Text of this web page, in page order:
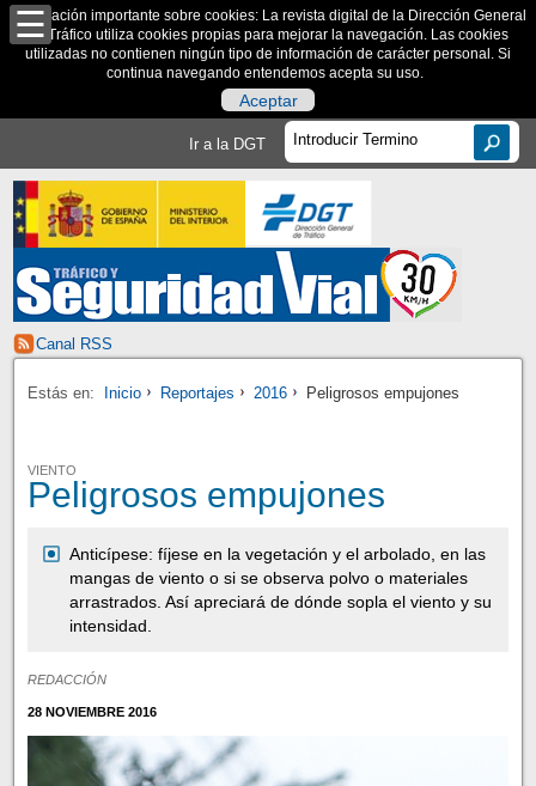
Información importante sobre cookies: La revista digital de la Dirección General
de Tráfico utiliza cookies propias para mejorar la navegación. Las cookies
utilizadas no contienen ningún tipo de información de carácter personal. Si
continua navegando entendemos acepta su uso.
Aceptar
Ir a la DGT
Canal RSS
Estás en: Inicio Reportajes 2016 Peligrosos empujones
VIENTO
Peligrosos empujones
Anticípese: fíjese en la vegetación y el arbolado, en las
mangas de viento o si se observa polvo o materiales
arrastrados. Así apreciará de dónde sopla el viento y su
intensidad.
REDACCIÓN
28 NOVIEMBRE 2016